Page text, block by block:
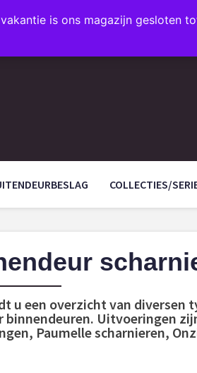
is ons magazijn gesloten
COLLECTIES/
u een overzicht van diversen
binnendeuren. Uitvoeringen
Paumelle scharnieren,